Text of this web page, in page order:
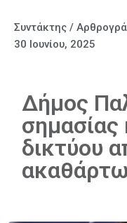
Συντάκτης /
30 Ιουνίου, 2025
Δήμος
δικτύου